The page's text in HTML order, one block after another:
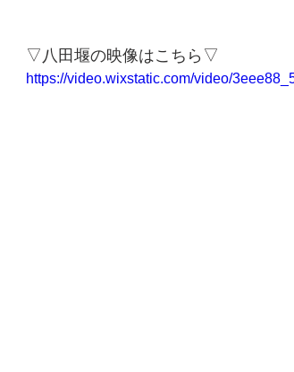
▽八田堰の映像はこちら▽
https://video.wixstatic.com/video/